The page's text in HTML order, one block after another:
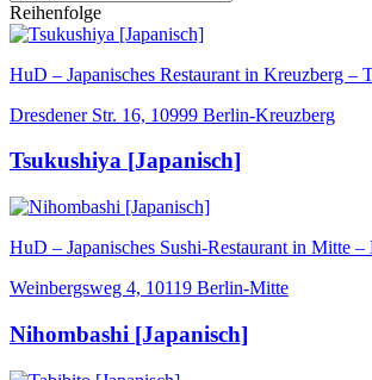
Reihenfolge
HuD – Japanisches Restaurant in Kreuzberg –
Dresdener Str. 16, 10999 Berlin-Kreuzberg
Tsukushiya [Japanisch]
HuD – Japanisches Sushi-Restaurant in Mitte –
Weinbergsweg 4, 10119 Berlin-Mitte
Nihombashi [Japanisch]